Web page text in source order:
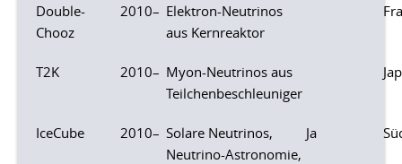
Double-
Chooz
2010– Elektron-Neutrinos
aus Kernreaktor
T2K 2010– Myon-Neutrinos aus
Teilchenbeschleuniger
IceCube 2010– Solare Neutrinos,
Neutrino-Astronomie,
Ja